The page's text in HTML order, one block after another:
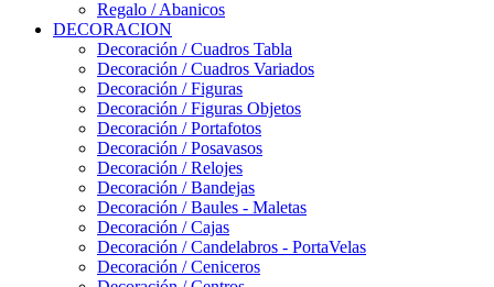
Regalo / Abanicos
DECORACION
Decoración / Cuadros Tabla
Decoración / Cuadros Variados
Decoración / Figuras
Decoración / Figuras Objetos
Decoración / Portafotos
Decoración / Posavasos
Decoración / Relojes
Decoración / Bandejas
Decoración / Baules - Maletas
Decoración / Cajas
Decoración / Candelabros - PortaVelas
Decoración / Ceniceros